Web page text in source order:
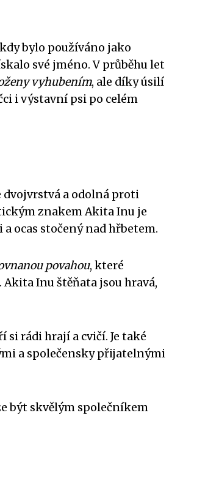
kdy bylo používáno jako
své jméno. V průběhu let
vyhubením, ale díky úsilí
i výstavní psi po celém
dvojvrstvá a odolná proti
znakem Akita Inu je
ocas stočený nad hřbetem.
povahou, které
Akita Inu štěňata jsou hravá,
rádi hrají a cvičí. Je také
a společensky přijatelnými
být skvělým společníkem